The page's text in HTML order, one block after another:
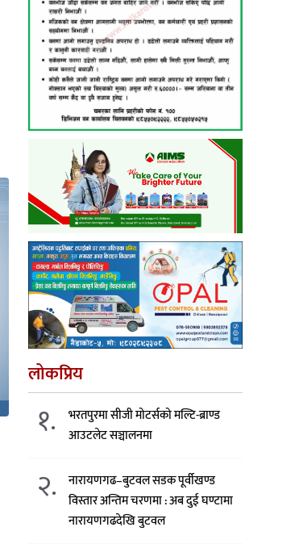
लोकप्रिय
१.
भरतपुरमा सीजी मोटर्सको मल्टि-ब्राण्ड
आउटलेट सञ्चालनमा
२.
नारायणगढ–बुटवल सडक पूर्वीखण्ड
विस्तार अन्तिम चरणमा : अब दुई घण्टामा
नारायणगढदेखि बुटवल